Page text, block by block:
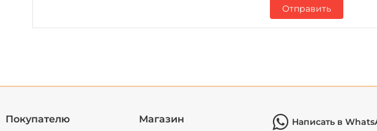
Отправить
Покупателю Магазин
Написать в